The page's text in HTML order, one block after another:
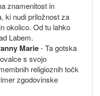
znamenitost in
ki nudi priložnost za
okolico. Od tu lahko
Labem.
Marie- Ta gotska
s svojo
religioznih točk
zgodovinske